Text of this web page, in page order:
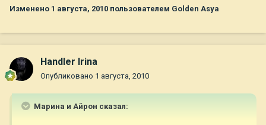
Изменено 1 августа, 2010 пользователем Golden Asya
Handler Irina
Опубликовано 1 августа, 2010
Марина и Айрон сказал: